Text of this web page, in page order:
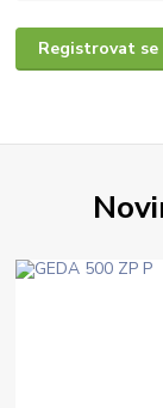
Registrovat se